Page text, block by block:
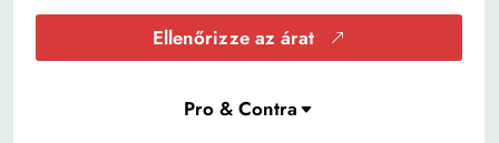
Ellenőrizze az árat